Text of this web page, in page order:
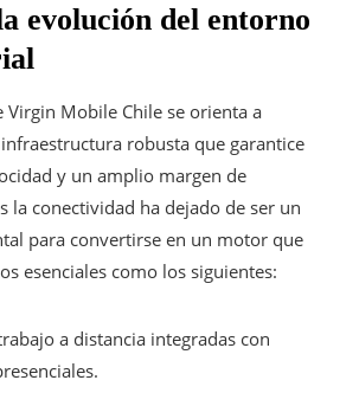
evolución del entorno
Virgin Mobile Chile se orienta a
robusta que garantice
y un amplio margen de
la conectividad ha dejado de ser un
para convertirse en un motor que
esenciales como los siguientes:
a distancia integradas con